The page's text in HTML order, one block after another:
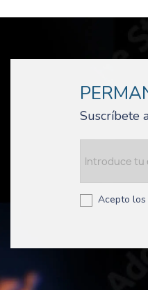
Suscríbete
Acepto los